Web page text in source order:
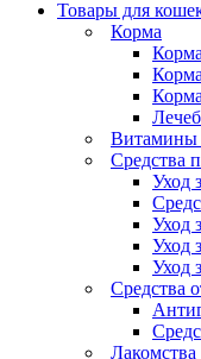
Товары для
Корма
Витамины
Средства
Уход
Уход
Уход
Уход
Средства
Лакомства